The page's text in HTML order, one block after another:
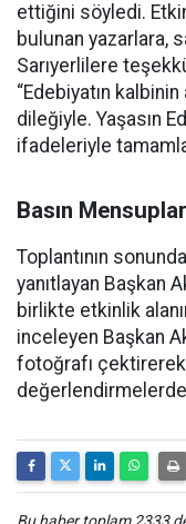
ettiğini söyledi.
bulunan yazarlara,
Sarıyerlilere
“Edebiyatın kalbinin
dileğiyle. Yaşasın
ifadeleriyle
Basın
Toplantının
yanıtlayan Başkan
birlikte etkinlik
inceleyen Başkan
fotoğrafı